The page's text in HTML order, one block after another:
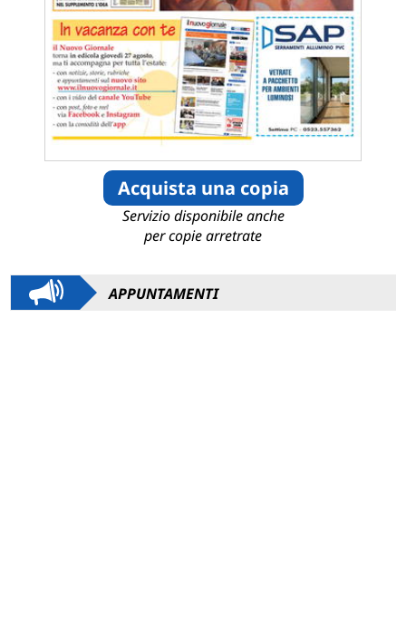
Acquista una copia
Servizio disponibile anche
per copie arretrate
APPUNTAMENTI